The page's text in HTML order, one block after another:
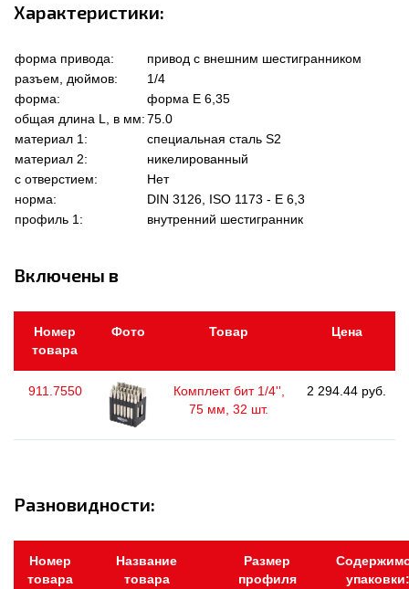
Характеристики:
форма привода:
привод с внешним шестигранником
разъем, дюймов:
1/4
форма:
форма Е 6,35
общая длина L, в мм:75.0
материал 1:
специальная сталь S2
материал 2:
никелированный
с отверстием:
Нет
норма:
DIN 3126, ISO 1173 - E 6,3
профиль 1:
внутренний шестигранник
Включены в
Номер
товара
Фото Товар Цена
911.7550
Комплект бит 1/4'',
75 мм, 32 шт.
2 294.44 руб.
Разновидности:
Номер
товара
Название
товара
Размер
профиля
упаковки: